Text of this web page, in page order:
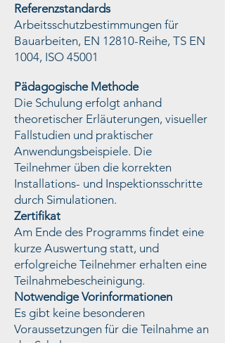
Referenzstandards
Arbeitsschutzbestimmungen für
Bauarbeiten, EN 12810-Reihe, TS EN
1004, ISO 45001
Pädagogische Methode
Die Schulung erfolgt anhand
theoretischer Erläuterungen, visueller
Fallstudien und praktischer
Anwendungsbeispiele. Die
Teilnehmer üben die korrekten
Installations- und Inspektionsschritte
durch Simulationen.
Zertifikat
Am Ende des Programms findet eine
kurze Auswertung statt, und
erfolgreiche Teilnehmer erhalten eine
Teilnahmebescheinigung.
Notwendige Vorinformationen
Es gibt keine besonderen
Voraussetzungen für die Teilnahme an